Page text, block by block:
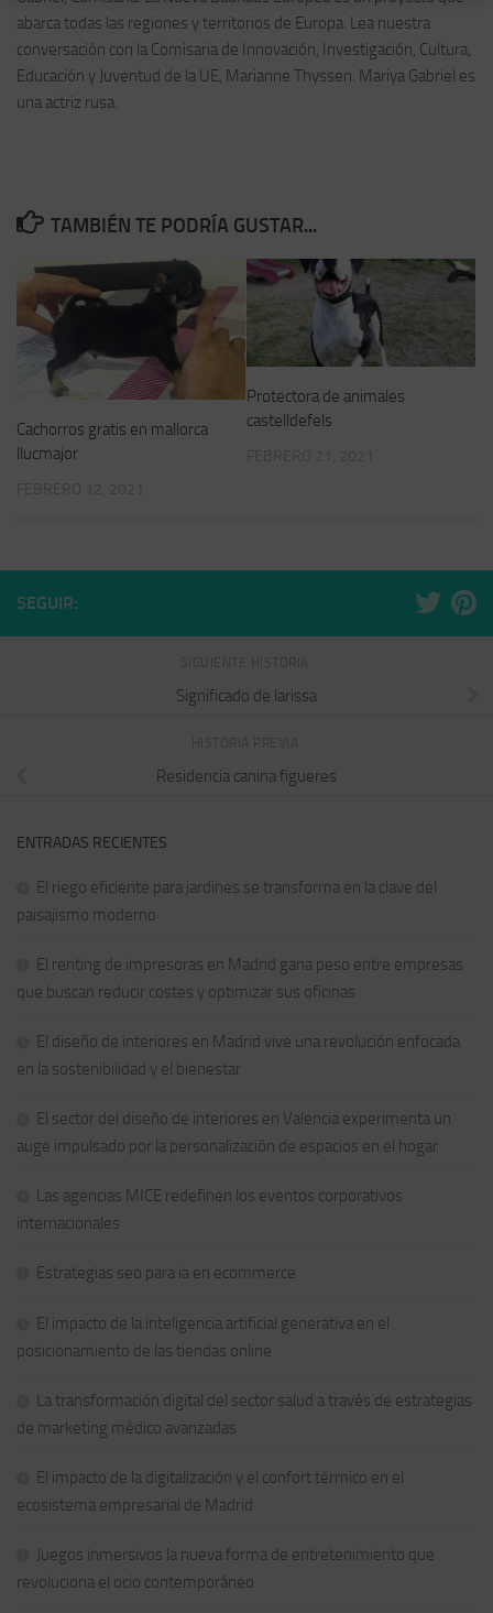
abarca todas las regiones y territorios de Europa. Lea nuestra
conversación con la Comisaria de Innovación, Investigación, Cultura,
Educación y Juventud de la UE, Marianne Thyssen. Mariya Gabriel es
una actriz rusa.
TAMBIÉN TE PODRÍA GUSTAR...
Cachorros gratis en mallorca
llucmajor
Protectora de animales
castelldefels
SEGUIR:
Significado de larissa
Residencia canina figueres
ENTRADAS RECIENTES
El riego eficiente para jardines se transforma en la clave del
paisajismo moderno
El renting de impresoras en Madrid gana peso entre empresas
que buscan reducir costes y optimizar sus oficinas
El diseño de interiores en Madrid vive una revolución enfocada
en la sostenibilidad y el bienestar
El sector del diseño de interiores en Valencia experimenta un
auge impulsado por la personalización de espacios en el hogar
Las agencias MICE redefinen los eventos corporativos
internacionales
Estrategias seo para ia en ecommerce
El impacto de la inteligencia artificial generativa en el
posicionamiento de las tiendas online
La transformación digital del sector salud a través de estrategias
de marketing médico avanzadas
El impacto de la digitalización y el confort térmico en el
ecosistema empresarial de Madrid
Juegos inmersivos la nueva forma de entretenimiento que
revoluciona el ocio contemporáneo